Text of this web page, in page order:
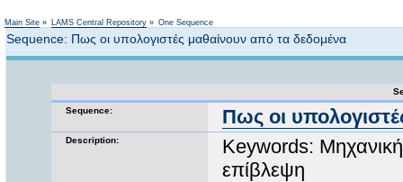
Main Site » LAMS Central Repository » One Sequence
Sequence: Πως οι υπολογιστές μαθαίνουν από τα δεδομένα
Sequence:
Πως οι
Description:
Keywords:
επίβλεψη